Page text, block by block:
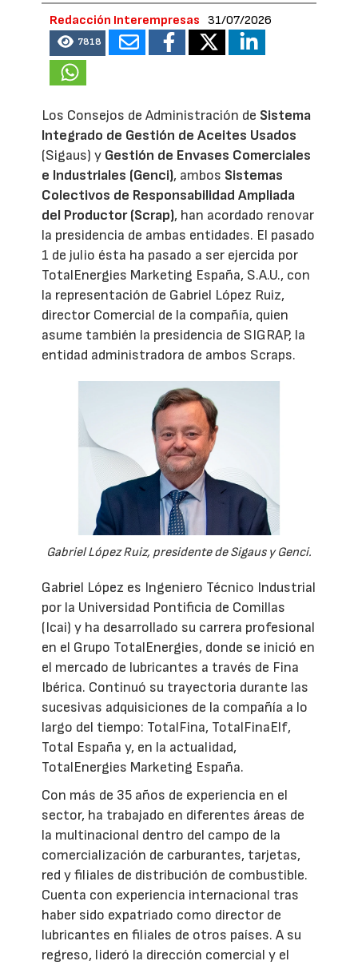
Redacción Interempresas 31/07/2026
7818
Los Consejos de Administración de Sistema
Integrado de Gestión de Aceites Usados
(Sigaus) y Gestión de Envases Comerciales
e Industriales (Genci), ambos Sistemas
Colectivos de Responsabilidad Ampliada
del Productor (Scrap), han acordado renovar
la presidencia de ambas entidades. El pasado
1 de julio ésta ha pasado a ser ejercida por
TotalEnergies Marketing España, S.A.U., con
la representación de Gabriel López Ruiz,
director Comercial de la compañía, quien
asume también la presidencia de SIGRAP, la
entidad administradora de ambos Scraps.
Gabriel López Ruiz, presidente de Sigaus y Genci.
Gabriel López es Ingeniero Técnico Industrial
por la Universidad Pontificia de Comillas
(Icai) y ha desarrollado su carrera profesional
en el Grupo TotalEnergies, donde se inició en
el mercado de lubricantes a través de Fina
Ibérica. Continuó su trayectoria durante las
sucesivas adquisiciones de la compañía a lo
largo del tiempo: TotalFina, TotalFinaElf,
Total España y, en la actualidad,
TotalEnergies Marketing España.
Con más de 35 años de experiencia en el
sector, ha trabajado en diferentes áreas de
la multinacional dentro del campo de la
comercialización de carburantes, tarjetas,
red y filiales de distribución de combustible.
Cuenta con experiencia internacional tras
haber sido expatriado como director de
lubricantes en filiales de otros países. A su
regreso, lideró la dirección comercial y el